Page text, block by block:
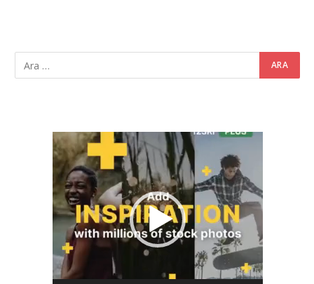
Video
oynatıcı